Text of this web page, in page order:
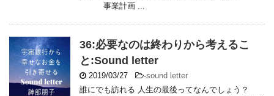
事業計画 ...
36:必要なのは終わりから考えるこ
と:Sound letter
2019/03/27 -sound letter
誰にでも訪れる 人生の最後ってなんでしょう？